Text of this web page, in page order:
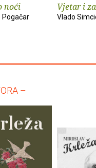
noći
Pogačar
Vjetar i
Vlado
–